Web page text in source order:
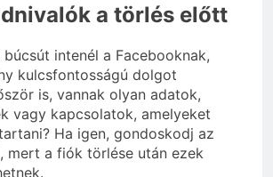
a törlés előtt
intenél a Facebooknak,
kulcsfontosságú dolgot
is, vannak olyan adatok,
vagy kapcsolatok, amelyeket
Ha igen, gondoskodj az
mert a fiók törlése után ezek